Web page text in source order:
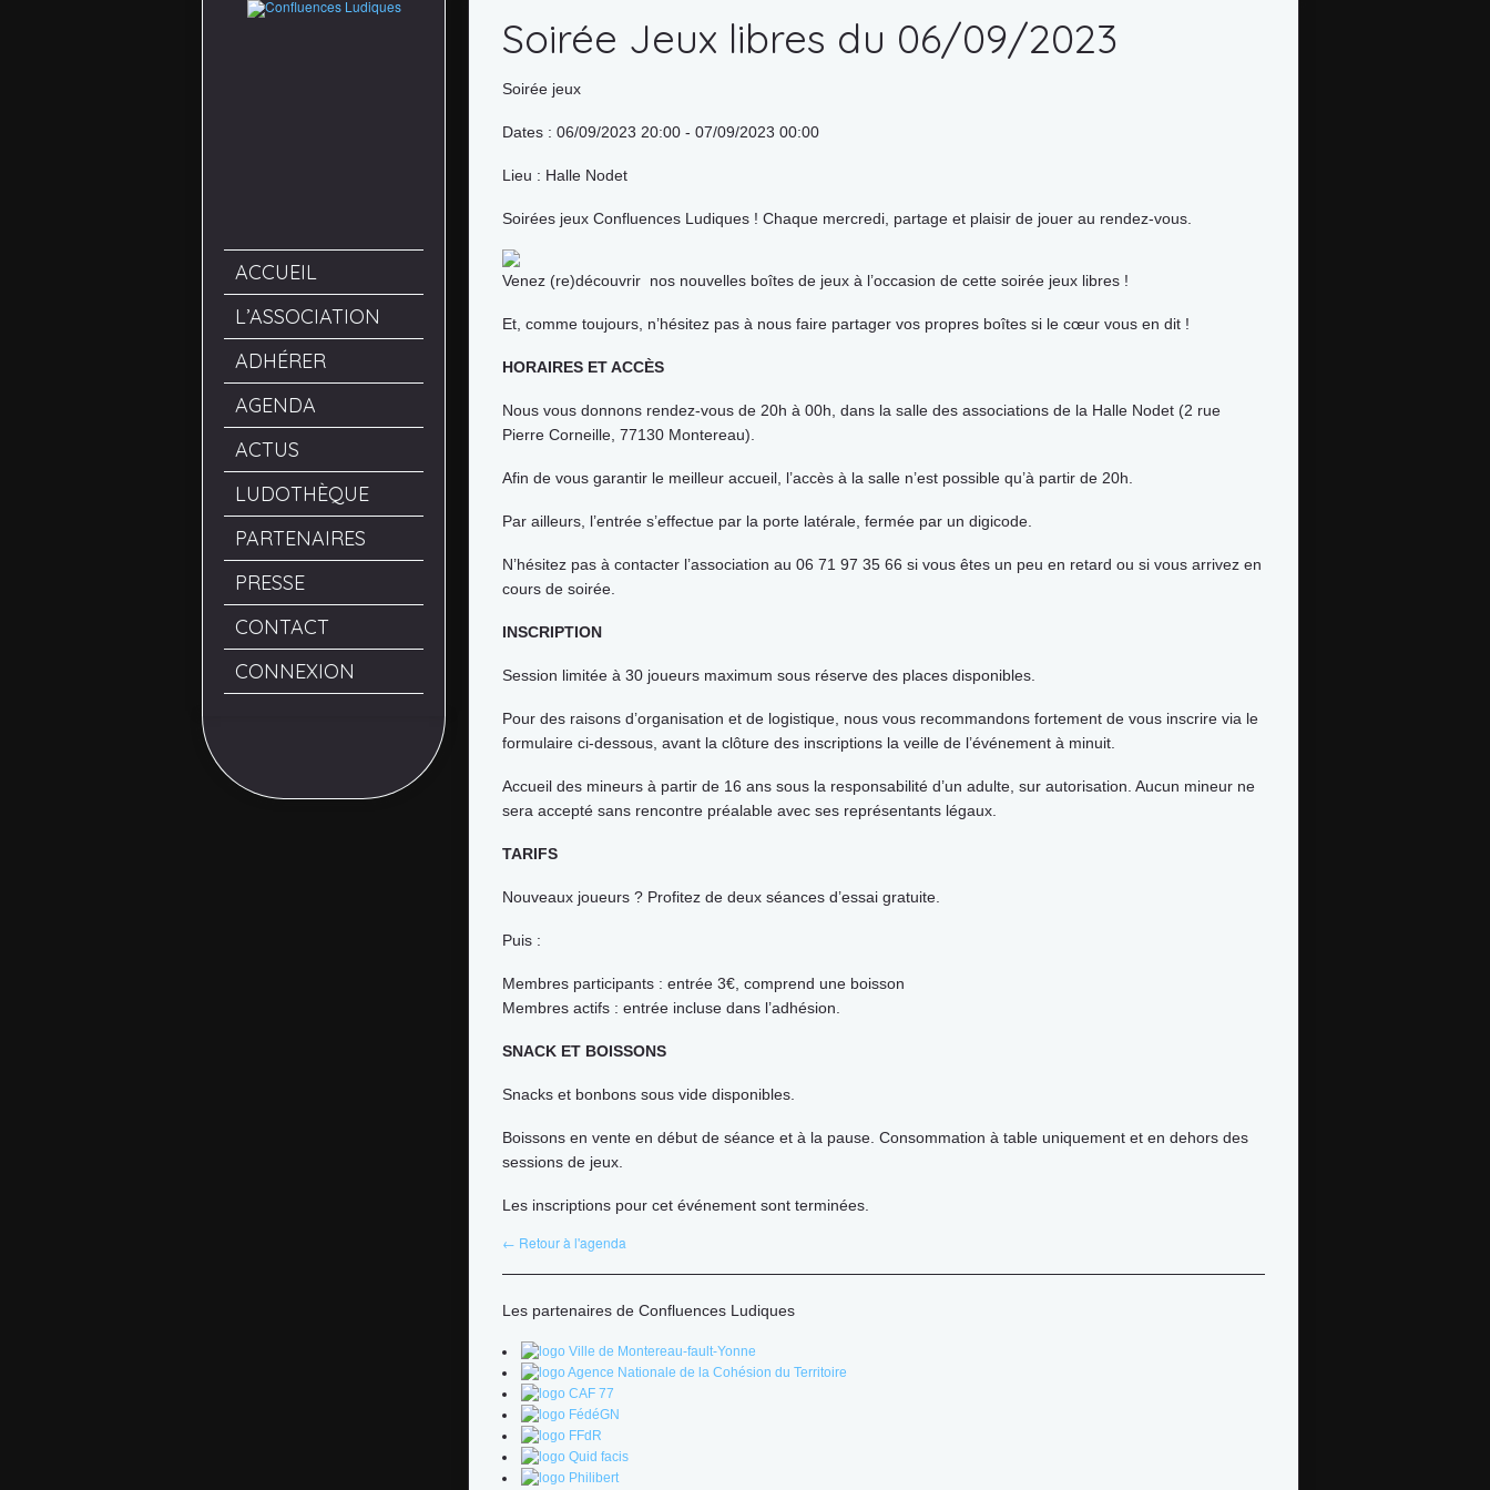
ACCUEIL
L’ASSOCIATION
ADHÉRER
AGENDA
ACTUS
LUDOTHÈQUE
PARTENAIRES
PRESSE
CONTACT
CONNEXION
Soirée Jeux libres du 06/09/2023
Soirée jeux
Dates : 06/09/2023 20:00 - 07/09/2023 00:00
Lieu : Halle Nodet
Soirées jeux Confluences Ludiques ! Chaque mercredi, partage et plaisir de jouer au rendez-vous.
Venez (re)découvrir nos nouvelles boîtes de jeux à l’occasion de cette soirée jeux libres !
Et, comme toujours, n’hésitez pas à nous faire partager vos propres boîtes si le cœur vous en dit !
HORAIRES ET ACCÈS
Nous vous donnons rendez-vous de 20h à 00h, dans la salle des associations de la Halle Nodet (2 rue
Pierre Corneille, 77130 Montereau).
Afin de vous garantir le meilleur accueil, l’accès à la salle n’est possible qu’à partir de 20h.
Par ailleurs, l’entrée s’effectue par la porte latérale, fermée par un digicode.
N’hésitez pas à contacter l’association au 06 71 97 35 66 si vous êtes un peu en retard ou si vous arrivez en
cours de soirée.
INSCRIPTION
Session limitée à 30 joueurs maximum sous réserve des places disponibles.
Pour des raisons d’organisation et de logistique, nous vous recommandons fortement de vous inscrire via le
formulaire ci-dessous, avant la clôture des inscriptions la veille de l’événement à minuit.
Accueil des mineurs à partir de 16 ans sous la responsabilité d’un adulte, sur autorisation. Aucun mineur ne
sera accepté sans rencontre préalable avec ses représentants légaux.
TARIFS
Nouveaux joueurs ? Profitez de deux séances d’essai gratuite.
Puis :
Membres participants : entrée 3€, comprend une boisson
Membres actifs : entrée incluse dans l’adhésion.
SNACK ET BOISSONS
Snacks et bonbons sous vide disponibles.
Boissons en vente en début de séance et à la pause. Consommation à table uniquement et en dehors des
sessions de jeux.
Les inscriptions pour cet événement sont terminées.
← Retour à l'agenda
Les partenaires de Confluences Ludiques